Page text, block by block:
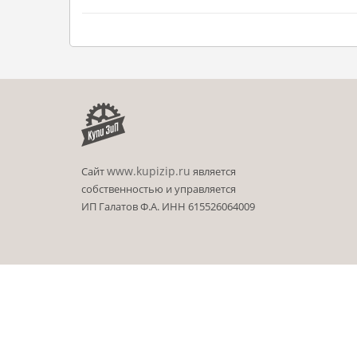
Сайтwww.kupizip.ru является
собственностью и управляется
ИП Галатов Ф.А. ИНН 615526064009